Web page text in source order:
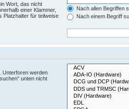
Wort, das nicht
einer Klammer,
Platzhalter für teilweise
Nach allen Begriffen
Nach einem Begriff
Unterforen werden
unten nicht